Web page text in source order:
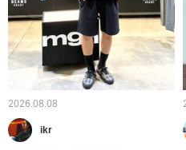
2026.08.08
ikr